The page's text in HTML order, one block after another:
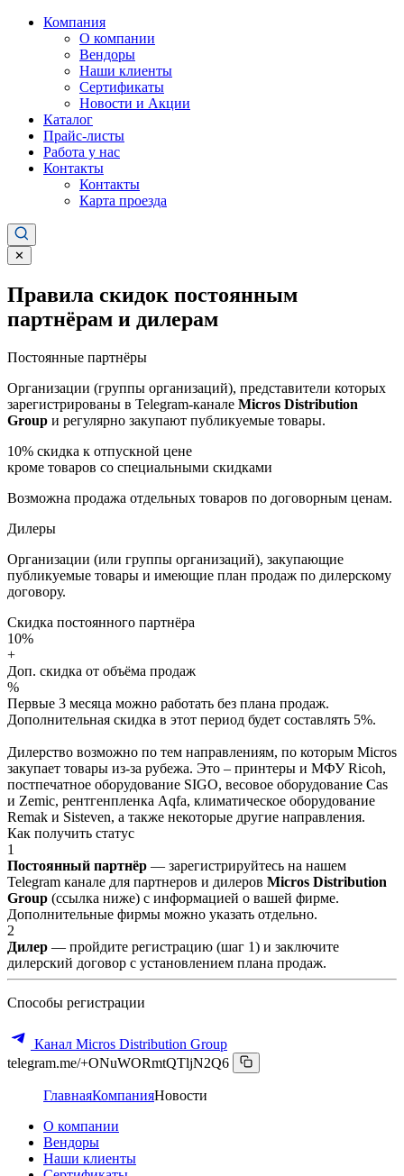
Компания
О компании
Вендоры
Наши клиенты
Сертификаты
Новости и Акции
Каталог
Прайс-листы
Работа у нас
Контакты
Контакты
Карта проезда
✕
Правила скидок постоянным
партнёрам и дилерам
Постоянные партнёры
Организации (группы организаций), представители которых
зарегистрированы в Telegram-канале Micros Distribution
Group и регулярно закупают публикуемые товары.
10% скидка к отпускной цене
кроме товаров со специальными скидками
Возможна продажа отдельных товаров по договорным ценам.
Дилеры
Организации (или группы организаций), закупающие
публикуемые товары и имеющие план продаж по дилерскому
договору.
Скидка постоянного партнёра
10%
+
Доп. скидка от объёма продаж
%
Первые 3 месяца можно работать без плана продаж.
Дополнительная скидка в этот период будет составлять 5%.
Дилерство возможно по тем направлениям, по которым Micros
закупает товары из-за рубежа. Это – принтеры и МФУ Ricoh,
постпечатное оборудование SIGO, весовое оборудование Cas
и Zemic, рентгенпленка Aqfa, климатическое оборудование
Remak и Sisteven, а также некоторые другие направления.
Как получить статус
1
Постоянный партнёр — зарегистрируйтесь на нашем
Telegram канале для партнеров и дилеров Micros Distribution
Group (ссылка ниже) с информацией о вашей фирме.
Дополнительные фирмы можно указать отдельно.
2
Дилер — пройдите регистрацию (шаг 1) и заключите
дилерский договор с установлением плана продаж.
Способы регистрации
Канал Micros Distribution Group
telegram.me/+ONuWORmtQTljN2Q6
ГлавнаяКомпанияНовости
О компании
Вендоры
Наши клиенты